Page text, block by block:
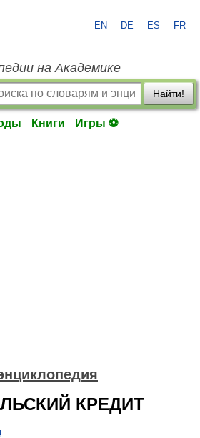
EN DE ES FR
на Академике
Найти!
Книги Игры ⚽
КРЕДИТ